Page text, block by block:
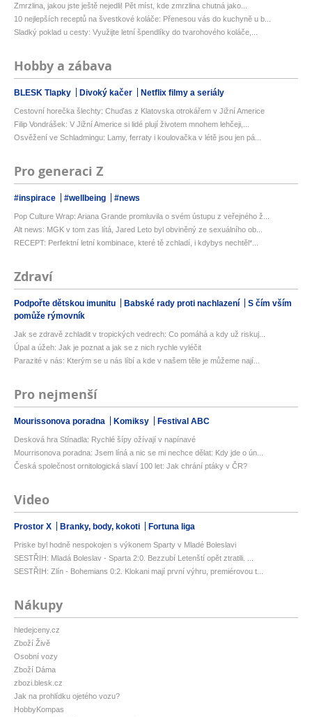
Zmrzlina, jakou jste ještě nejedli! Pět míst, kde zmrzlina chutná jako...
10 nejlepších receptů na švestkové koláče: Přenesou vás do kuchyně u b...
Sladký poklad u cesty: Využijte letní špendlíky do tvarohového koláče,...
Hobby a zábava
BLESK Tlapky Divoký kačer Netflix filmy a seriály
Cestovní horečka šlechty: Chuďas z Klatovska otrokářem v Jižní Americe
Filip Vondrášek: V Jižní Americe si lidé plují životem mnohem lehčeji,...
Osvěžení ve Schladmingu: Lamy, ferraty i koulovačka v létě jsou jen pá...
Pro generaci Z
#inspirace #wellbeing #news
Pop Culture Wrap: Ariana Grande promluvila o svém ústupu z veřejného ž...
Alt news: MGK v tom zas lítá, Jared Leto byl obviněný ze sexuálního ob...
RECEPT: Perfektní letní kombinace, které tě zchladí, i kdybys nechtěl*...
Zdraví
Podpořte dětskou imunitu Babské rady proti nachlazení
S čím vším
pomůže rýmovník
Jak se zdravě zchladit v tropických vedrech: Co pomáhá a kdy už riskuj...
Úpal a úžeh: Jak je poznat a jak se z nich rychle vyléčit
Parazité v nás: Kterým se u nás líbí a kde v našem těle je můžeme nají...
Pro nejmenší
Mourissonova poradna Komiksy Festival ABC
Desková hra Stínadla: Rychlé šípy ožívají v napínavé
Mourrisonova poradna: Jsem líná a nic se mi nechce dělat: Kdy jde o ún...
Česká společnost ornitologická slaví 100 let: Jak chrání ptáky v ČR?
Video
Prostor X Branky, body, kokoti Fortuna liga
Priske byl hodně nespokojen s výkonem Sparty v Mladé Boleslavi
SESTŘIH: Mladá Boleslav - Sparta 2:0. Bezzubí Letenští opět ztratili. ...
SESTŘIH: Zlín - Bohemians 0:2. Klokani mají první výhru, premiérovou t...
Nákupy
hledejceny.cz
Zboží Živě
Osobní vozy
Zboží Dáma
zbozi.blesk.cz
Jak na prohlídku ojetého vozu?
HobbyKompas